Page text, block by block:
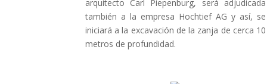
arquitecto Carl Piepenburg, será adjudicada
también a la empresa Hochtief AG y así, se
iniciará a la excavación de la zanja de cerca 10
metros de profundidad.